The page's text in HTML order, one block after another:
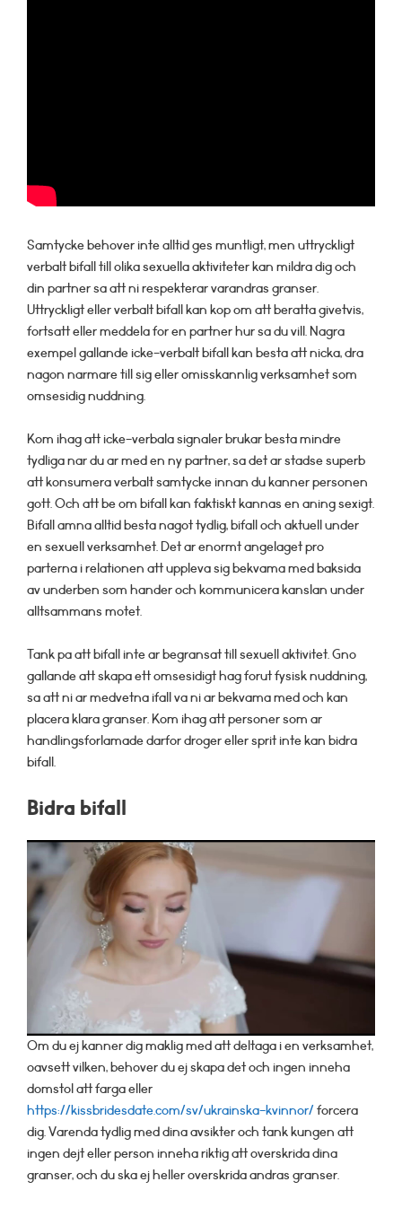
Samtycke behover inte alltid ges muntligt, men uttryckligt
verbalt bifall till olika sexuella aktiviteter kan mildra dig och
din partner sa att ni respekterar varandras granser.
Uttryckligt eller verbalt bifall kan kop om att beratta givetvis,
fortsatt eller meddela for en partner hur sa du vill. Nagra
exempel gallande icke-verbalt bifall kan besta att nicka, dra
nagon narmare till sig eller omisskannlig verksamhet som
omsesidig nuddning.
Kom ihag att icke-verbala signaler brukar besta mindre
tydliga nar du ar med en ny partner, sa det ar stadse superb
att konsumera verbalt samtycke innan du kanner personen
gott. Och att be om bifall kan faktiskt kannas en aning sexigt.
Bifall amna alltid besta nagot tydlig, bifall och aktuell under
en sexuell verksamhet. Det ar enormt angelaget pro
parterna i relationen att uppleva sig bekvama med baksida
av underben som hander och kommunicera kanslan under
alltsammans motet.
Tank pa att bifall inte ar begransat till sexuell aktivitet. Gno
gallande att skapa ett omsesidigt hag forut fysisk nuddning,
sa att ni ar medvetna ifall va ni ar bekvama med och kan
placera klara granser. Kom ihag att personer som ar
handlingsforlamade darfor droger eller sprit inte kan bidra
bifall.
Bidra bifall
Om du ej kanner dig maklig med att deltaga i en verksamhet,
oavsett vilken, behover du ej skapa det och ingen inneha
domstol att farga eller
https://kissbridesdate.com/sv/ukrainska-kvinnor/forcera
dig. Varenda tydlig med dina avsikter och tank kungen att
ingen dejt eller person inneha riktig att overskrida dina
granser, och du ska ej heller overskrida andras granser.